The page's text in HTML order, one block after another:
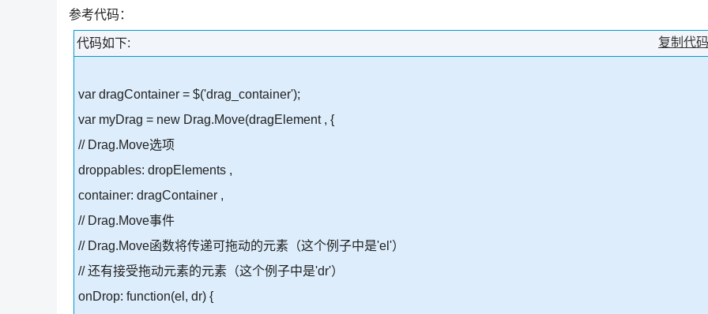
参考代码：
复制代码
代码如下:
var dragContainer = $('drag_container');
var myDrag = new Drag.Move(dragElement , {
// Drag.Move选项
droppables: dropElements ,
container: dragContainer ,
// Drag.Move事件
// Drag.Move函数将传递可拖动的元素（这个例子中是'el'）
// 还有接受拖动元素的元素（这个例子中是'dr'）
onDrop: function(el, dr) {